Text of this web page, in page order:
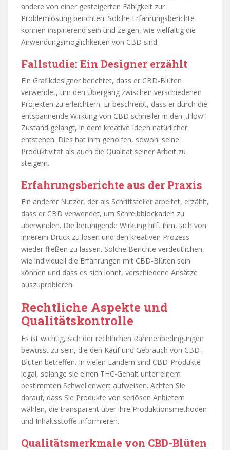
andere von einer gesteigerten Fähigkeit zur
Problemlösung berichten. Solche Erfahrungsberichte
können inspirierend sein und zeigen, wie vielfältig die
Anwendungsmöglichkeiten von CBD sind.
Fallstudie: Ein Designer erzählt
Ein Grafikdesigner berichtet, dass er CBD-Blüten
verwendet, um den Übergang zwischen verschiedenen
Projekten zu erleichtern. Er beschreibt, dass er durch die
entspannende Wirkung von CBD schneller in den „Flow“-
Zustand gelangt, in dem kreative Ideen natürlicher
entstehen. Dies hat ihm geholfen, sowohl seine
Produktivität als auch die Qualität seiner Arbeit zu
steigern.
Erfahrungsberichte aus der Praxis
Ein anderer Nutzer, der als Schriftsteller arbeitet, erzählt,
dass er CBD verwendet, um Schreibblockaden zu
überwinden. Die beruhigende Wirkung hilft ihm, sich von
innerem Druck zu lösen und den kreativen Prozess
wieder fließen zu lassen. Solche Berichte verdeutlichen,
wie individuell die Erfahrungen mit CBD-Blüten sein
können und dass es sich lohnt, verschiedene Ansätze
auszuprobieren.
Rechtliche Aspekte und
Qualitätskontrolle
Es ist wichtig, sich der rechtlichen Rahmenbedingungen
bewusst zu sein, die den Kauf und Gebrauch von CBD-
Blüten betreffen. In vielen Ländern sind CBD-Produkte
legal, solange sie einen THC-Gehalt unter einem
bestimmten Schwellenwert aufweisen. Achten Sie
darauf, dass Sie Produkte von seriösen Anbietern
wählen, die transparent über ihre Produktionsmethoden
und Inhaltsstoffe informieren.
Qualitätsmerkmale von CBD-Blüten